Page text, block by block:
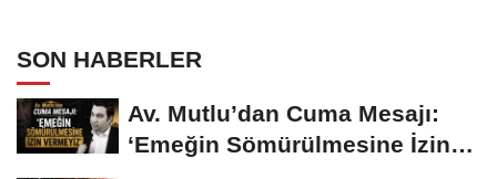
SON HABERLER
Av. Mutlu’dan Cuma Mesajı:
‘Emeğin Sömürülmesine İzin